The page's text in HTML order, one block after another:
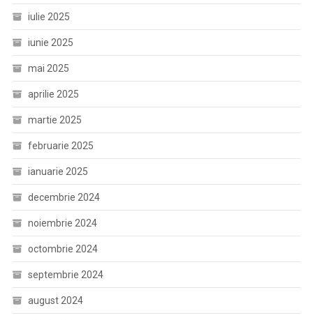
iulie 2025
iunie 2025
mai 2025
aprilie 2025
martie 2025
februarie 2025
ianuarie 2025
decembrie 2024
noiembrie 2024
octombrie 2024
septembrie 2024
august 2024